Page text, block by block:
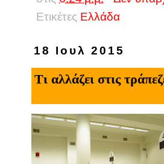
Ετικέτες Eλλάδα
18 Ιουλ 2015
Τι αλλάζει στις